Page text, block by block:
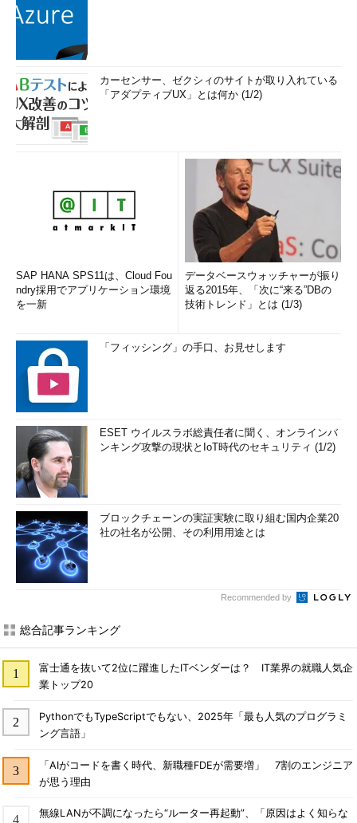
カーセンサー、ゼクシィのサイトが取り入れている
「アダプティブUX」とは何か (1/2)
SAP HANA SPS11は、Cloud Fou
ndry採用でアプリケーション環境
を一新
データベースウォッチャーが振り
返る2015年、「次に“来る”DBの
技術トレンド」とは (1/3)
「フィッシング」の手口、お見せします
ESET ウイルスラボ総責任者に聞く、オンラインバ
ンキング攻撃の現状とIoT時代のセキュリティ (1/2)
ブロックチェーンの実証実験に取り組む国内企業20
社の社名が公開、その利用用途とは
Recommended by
総合記事ランキング
富士通を抜いて2位に躍進したITベンダーは？ IT業界の就職人気企
業トップ20
PythonでもTypeScriptでもない、2025年「最も人気のプログラミ
ング言語」
「AIがコードを書く時代、新職種FDEが需要増」 7割のエンジニア
が思う理由
無線LANが不調になったら“ルーター再起動”、「原因はよく知らな